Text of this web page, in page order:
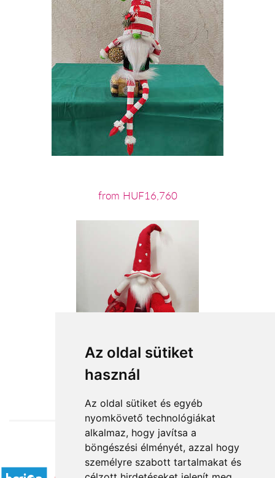
Az oldal sütiket
használ
Az oldal sütiket és egyéb
nyomkövető technológiákat
alkalmaz, hogy javítsa a
böngészési élményét, azzal hogy
személyre szabott tartalmakat és
from HUF16,760
from HUF19,600
Accepted payment methods